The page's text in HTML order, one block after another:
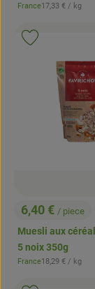
, Origine:
France, Prix de
17,33 € / kg
, Prix:
6,40 € / piece
Muesli aux
5 noix 350g
, Origine:
France, Prix de
18,29 € / kg
Ajouter le